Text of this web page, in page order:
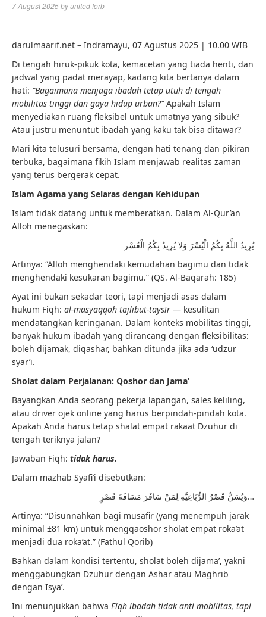
7 August 2025byunited forb
darulmaarif.net – Indramayu, 07 Agustus 2025 | 10.00 WIB
Di tengah hiruk-pikuk kota, kemacetan yang tiada henti, dan
jadwal yang padat merayap, kadang kita bertanya dalam
hati: “Bagaimana menjaga ibadah tetap utuh di tengah
mobilitas tinggi dan gaya hidup urban?”Apakah Islam
menyediakan ruang fleksibel untuk umatnya yang sibuk?
Atau justru menuntut ibadah yang kaku tak bisa ditawar?
Mari kita telusuri bersama, dengan hati tenang dan pikiran
terbuka, bagaimana fikih Islam menjawab realitas zaman
yang terus bergerak cepat.
Islam Agama yang Selaras dengan Kehidupan
Islam tidak datang untuk memberatkan. Dalam Al-Qur’an
Alloh menegaskan:
يُرِيدُ اللَّهُ بِكُمُ الْيُسْرَ وَلا يُرِيدُ بِكُمُ الْعُسْر
Artinya: “Alloh menghendaki kemudahan bagimu dan tidak
menghendaki kesukaran bagimu.” (QS. Al-Baqarah: 185)
Ayat ini bukan sekadar teori, tapi menjadi asas dalam
hukum Fiqh: al-masyaqqoh tajlibut-taysīr — kesulitan
mendatangkan keringanan. Dalam konteks mobilitas tinggi,
banyak hukum ibadah yang dirancang dengan fleksibilitas:
boleh dijamak, diqashar, bahkan ditunda jika ada ‘udzur
syar’i.
Sholat dalam Perjalanan: Qoshor dan Jama’
Bayangkan Anda seorang pekerja lapangan, sales keliling,
atau driver ojek online yang harus berpindah-pindah kota.
Apakah Anda harus tetap shalat empat rakaat Dzuhur di
tengah teriknya jalan?
Jawaban Fiqh: tidak harus.
Dalam mazhab Syafi’i disebutkan:
وَيُسَنُّ قَصْرُ الرُّبَاعِيَّةِ لِمَنْ سَافَرَ مَسَافَةَ قَصْرٍ…
Artinya: “Disunnahkan bagi musafir (yang menempuh jarak
minimal ±81 km) untuk mengqaoshor sholat empat roka’at
menjadi dua roka’at.” (Fathul Qorib)
Bahkan dalam kondisi tertentu, sholat boleh dijama’, yakni
menggabungkan Dzuhur dengan Ashar atau Maghrib
dengan Isya’.
Ini menunjukkan bahwa Fiqh ibadah tidak anti mobilitas, tapi